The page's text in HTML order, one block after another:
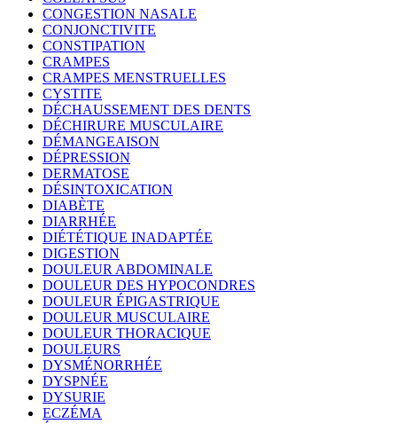
CONGESTION NASALE
CONJONCTIVITE
CONSTIPATION
CRAMPES
CRAMPES MENSTRUELLES
CYSTITE
DÉCHAUSSEMENT DES DENTS
DÉCHIRURE MUSCULAIRE
DÉMANGEAISON
DÉPRESSION
DERMATOSE
DÉSINTOXICATION
DIABÈTE
DIARRHÉE
DIÉTÉTIQUE INADAPTÉE
DIGESTION
DOULEUR ABDOMINALE
DOULEUR DES HYPOCONDRES
DOULEUR ÉPIGASTRIQUE
DOULEUR MUSCULAIRE
DOULEUR THORACIQUE
DOULEURS
DYSMÉNORRHÉE
DYSPNÉE
DYSURIE
ECZÉMA